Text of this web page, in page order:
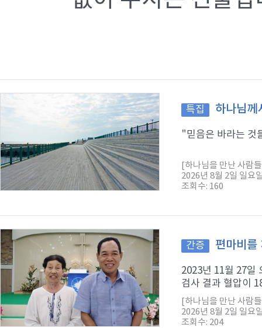
특집 하나님께
"믿음은 바라는 것
[하나님을 만난 사람
2026년 8월 2일 일요
조회수: 160
간증 편마비를
2023년 11월 27일
검사 결과 혈압이
[하나님을 만난 사람
2026년 8월 2일 일요
조회수: 204